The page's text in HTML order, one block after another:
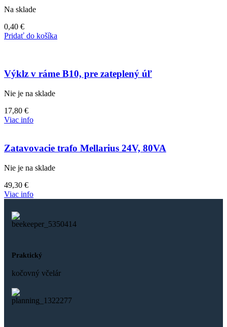
Na sklade
0,40 €
Pridať do košíka
Výklz v ráme B10, pre zateplený úľ
Nie je na sklade
17,80 €
Viac info
Zatavovacie trafo Mellarius 24V, 80VA
Nie je na sklade
49,30 €
Viac info
Praktický
kočovný včelár